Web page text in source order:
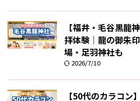
【福井・毛谷黒龍
拝体験｜龍の御朱
場・足羽神社も
2026/7/10
【50代のカラコン